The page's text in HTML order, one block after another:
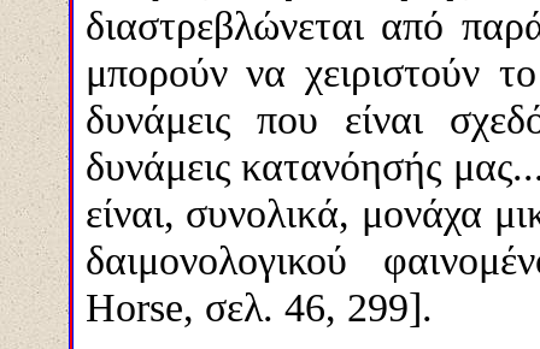
διαστρεβλώνεται από
μπορούν να χειριστούν
δυνάμεις που είναι
δυνάμεις κατανόησής
είναι, συνολικά, μονάχα
δαιμονολογικού
Horse, σελ. 46, 299].